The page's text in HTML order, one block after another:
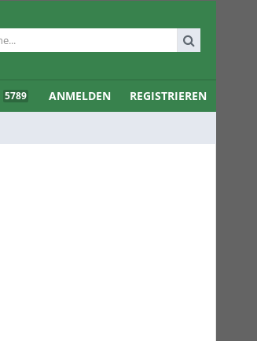
5789 ANMELDEN REGISTRIEREN